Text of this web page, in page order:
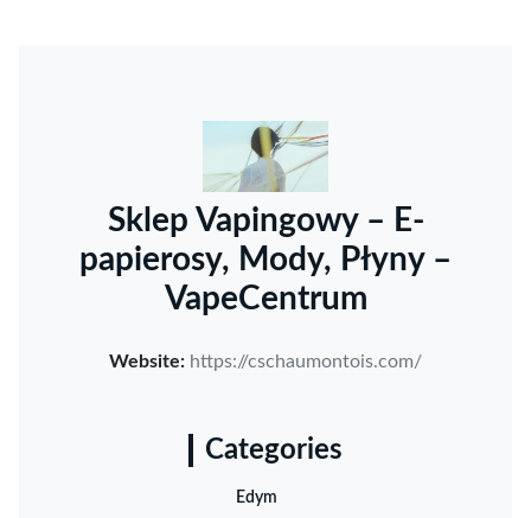
Sklep Vapingowy – E-
papierosy, Mody, Płyny –
VapeCentrum
Website: https://cschaumontois.com/
Categories
Edym